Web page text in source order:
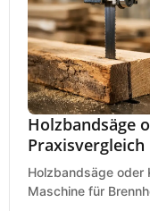
Holzbandsäge
Praxisvergleich
Holzbandsäge oder
Maschine für